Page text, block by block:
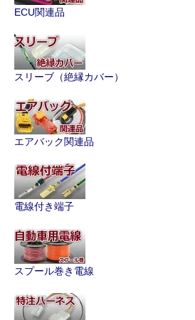
ECU関連品
スリーブ（絶縁カバー）
エアバック関連品
電線付き端子
スプール巻き電線